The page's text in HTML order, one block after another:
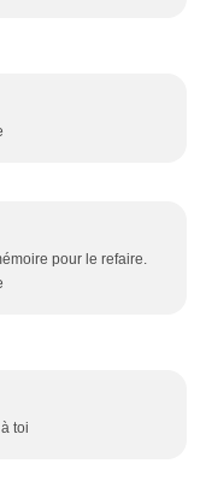
pour le refaire.
toi